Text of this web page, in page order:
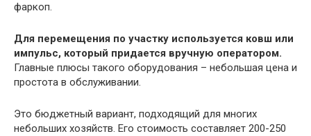
фаркоп.
Для перемещения по участку используется ковш или
импульс, который придается вручную оператором.
Главные плюсы такого оборудования – небольшая цена и
простота в обслуживании.
Это бюджетный вариант, подходящий для многих
небольших хозяйств. Его стоимость составляет 200-250